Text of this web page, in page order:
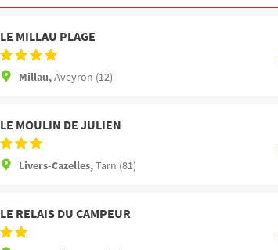
LE MILLAU PLAGE
Millau,Aveyron (12)
LE MOULIN DE JULIEN
Livers-Cazelles,Tarn (81)
LE RELAIS DU CAMPEUR